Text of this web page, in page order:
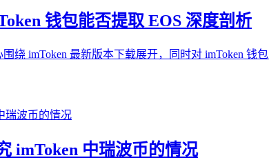
钱包能否提取 EOS 深度剖析
绕 imToken 最新版本下载展开，同时对 imToken
imToken 中瑞波币的情况